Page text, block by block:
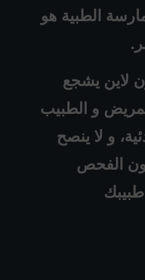
الطبية هو
لاين يشجع
و الطبيب
و لا ينصح
الفحص
طبيبك